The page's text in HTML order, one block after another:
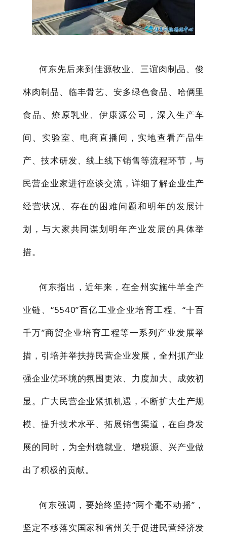
何东先后来到佳源牧业、三谊肉制品、俊
林肉制品、临丰骨艺、安多绿色食品、哈俩里
食品、燎原乳业、伊康源公司，深入生产车
间、实验室、电商直播间， 实地查看产品生
产、技术研发、线上线下销售等流程环节，与
民营企业家进行座谈交流，详细了解企业生产
经营状况、存在的困难问题和明年的发展计
划，与大家共同谋划明年产业发展的具体举
措。
何东指出，近年来，在全州实施牛羊全产
业链、“5540”百亿工业企业培育工程、“十百
千万”商贸企业培育工程等一系列产业发展举
措，引培并举扶持民营企业发展，全州抓产业
强企业优环境的氛围更浓、力度加大、成效初
显。广大民营企业紧抓机遇，不断扩大生产规
模、提升技术水平、拓展销售渠道，在自身发
展的同时，为全州稳就业、增税源、兴产业做
出了积极的贡献。
何东强调，要始终坚持“两个毫不动摇”，
坚定不移落实国家和省州关于促进民营经济发